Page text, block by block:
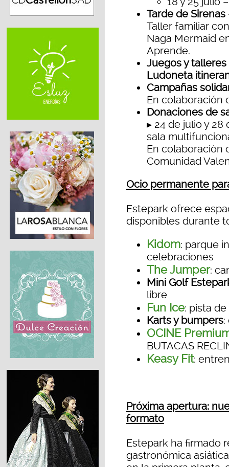
Tarde de Sirenas
Taller familiar
Naga Mermaid
Aprende.
Juegos y
Ludoneta
Campañas
En colaboración
Donaciones de
▸ 24 de julio y 28
sala
En colaboración
Comunidad
Ocio permanente
Estepark ofrece
disponibles durante
Kidom: parque
celebraciones
The Jumper:
Mini Golf
libre
Fun Ice: pista
Karts y bumpers:
OCINE
BUTACAS
Keasy Fit:
Próxima apertura:
formato
Estepark ha firmado
gastronómica